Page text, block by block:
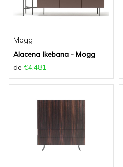
Mogg
Alacena Ikebana - Mogg
de €4.481